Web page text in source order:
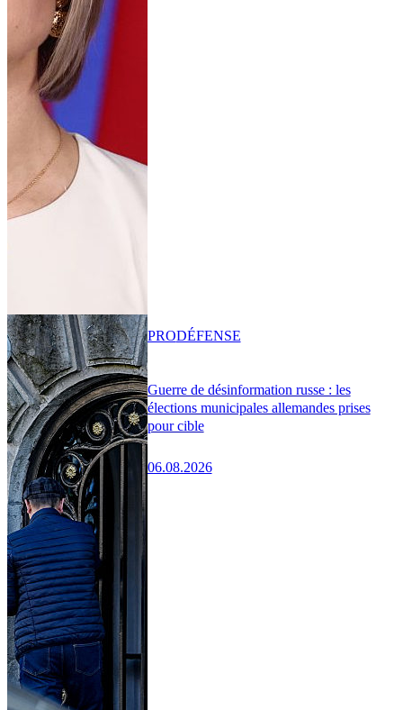
Guerre de désinformation russe : les
élections municipales allemandes prises
pour cible
06.08.2026
PRODÉFENSE